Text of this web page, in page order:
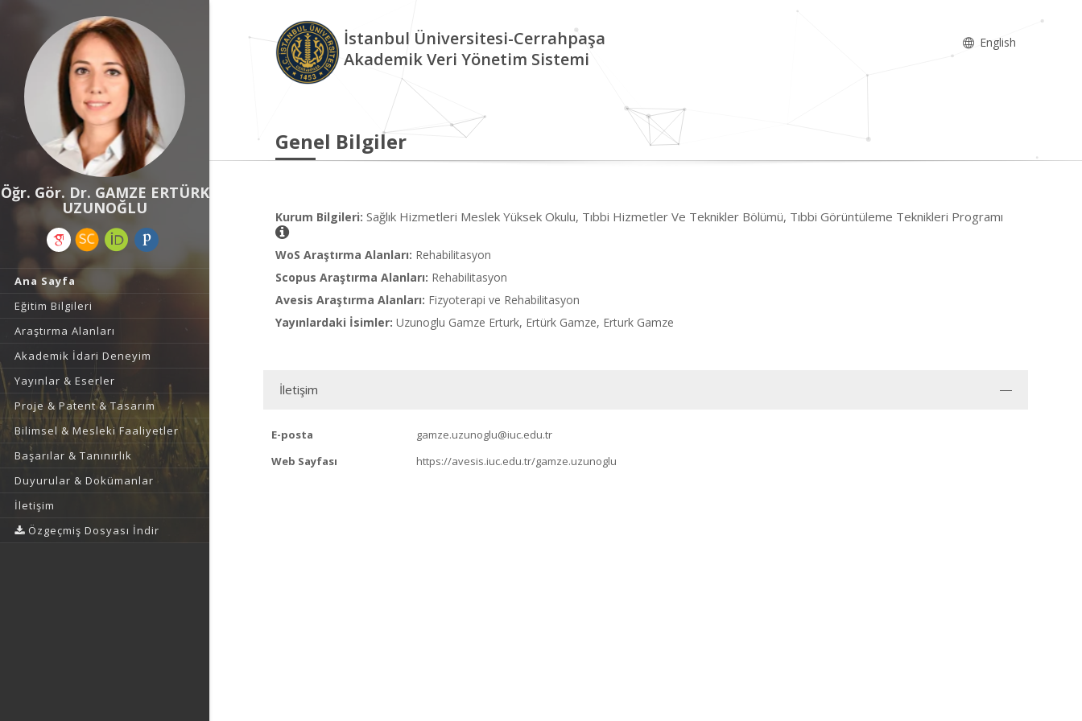
Öğr. Gör. Dr. GAMZE ERTÜRK
UZUNOĞLU
Ana Sayfa
Eğitim Bilgileri
Araştırma Alanları
Akademik İdari Deneyim
Yayınlar & Eserler
Proje & Patent & Tasarım
Bilimsel & Mesleki Faaliyetler
Başarılar & Tanınırlık
Duyurular & Dokümanlar
İletişim
Özgeçmiş Dosyası İndir
İstanbul Üniversitesi-Cerrahpaşa
Akademik Veri Yönetim Sistemi
English
Genel Bilgiler
Kurum Bilgileri: Sağlık Hizmetleri Meslek Yüksek Okulu, Tıbbi Hizmetler Ve Teknikler Bölümü, Tıbbi Görüntüleme Teknikleri Programı
WoS Araştırma Alanları: Rehabilitasyon
Scopus Araştırma Alanları: Rehabilitasyon
Avesis Araştırma Alanları: Fizyoterapi ve Rehabilitasyon
Yayınlardaki İsimler: Uzunoglu Gamze Erturk, Ertürk Gamze, Erturk Gamze
İletişim
E-posta
gamze.uzunoglu@iuc.edu.tr
Web Sayfası
https://avesis.iuc.edu.tr/gamze.uzunoglu